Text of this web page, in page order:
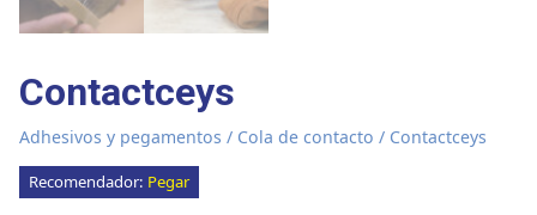
Contactceys
Adhesivos y pegamentos / Cola de contacto / Contactceys
Recomendador: Pegar